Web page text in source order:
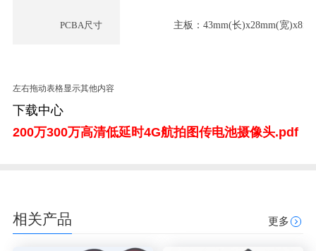
PCBA尺寸 主板： 43mm(长)x28mm(宽
左右拖动表格显示其他内容
下载中心
200万300万高清低延时4G航拍图传电池摄像头.pdf
相关产品 更多